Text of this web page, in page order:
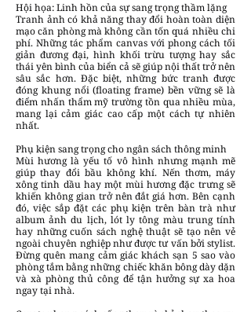
Hội họa: Linh hồn của sự sang trọng thầm lặng
Tranh ảnh có khả năng thay đổi hoàn toàn diện
mạo căn phòng mà không cần tốn quá nhiều chi
phí. Những tác phẩm canvas với phong cách tối
giản đương đại, hình khối trừu tượng hay sắc
thái yên bình của biển cả sẽ giúp nội thất trở nên
sâu sắc hơn. Đặc biệt, những bức tranh được
đóng khung nổi (floating frame) bền vững sẽ là
điểm nhấn thẩm mỹ trường tồn qua nhiều mùa,
mang lại cảm giác cao cấp một cách tự nhiên
nhất.
Phụ kiện sang trọng cho ngân sách thông minh
Mùi hương là yếu tố vô hình nhưng mạnh mẽ
giúp thay đổi bầu không khí. Nến thơm, máy
xông tinh dầu hay một mùi hương đặc trưng sẽ
khiến không gian trở nên đắt giá hơn. Bên cạnh
đó, việc sắp đặt các phụ kiện trên bàn trà như
album ảnh du lịch, lót ly tông màu trung tính
hay những cuốn sách nghệ thuật sẽ tạo nên vẻ
ngoài chuyên nghiệp như được tư vấn bởi stylist.
Đừng quên mang cảm giác khách sạn 5 sao vào
phòng tắm bằng những chiếc khăn bông dày dặn
và xà phòng thủ công để tận hưởng sự xa hoa
ngay tại nhà.